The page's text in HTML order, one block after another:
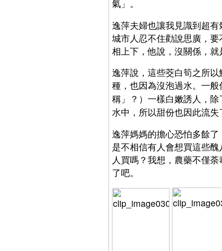
氣」。
逸萍夫婦也讓我見識到超
城市人忍不住勸說思廣，
相上下，他說，沒關係，
逸萍說，這些茭白筍之所
種，也因為沒泡過水。一
稱 」？）一樣白嫩誘人，
水中，所以甜份也因此流失
逸萍媽媽的擔心恐怕多餘
是不相信有人會想買這些
人買嗎？我想，農藥不僅
了吧。